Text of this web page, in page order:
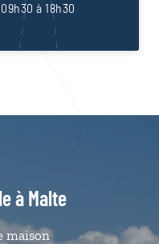
à 18h30
à Malte
maison